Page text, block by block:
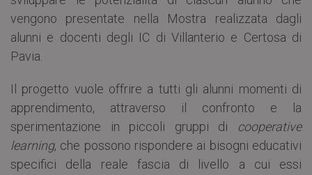
vengono presentate nella Mostra realizzata dagli
alunni e docenti degli IC di Villanterio e Certosa di
Pavia.
Il progetto vuole offrire a tutti gli alunni momenti di
apprendimento, attraverso il confronto e la
sperimentazione in piccoli gruppi di cooperative
learning, che possono rispondere ai bisogni educativi
specifici della reale fascia di livello a cui essi